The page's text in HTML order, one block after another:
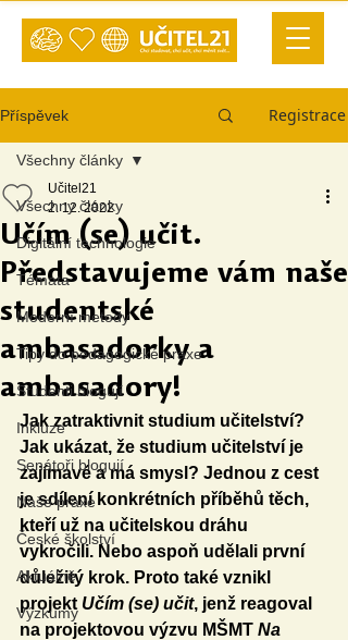
Příspěvek Registrace
Všechny články
Digitální technologie
Témata
Moderní metody
Tipy do pedagogické praxe
Studenti blogují
Inkluze
Senátoři blogují
Naše praxe
České školství
Aktuálně
Výzkumy
Všechny články
Učím (se) učit.
Představujeme vám naše
studentské
ambasadorky a
ambasadory!
Učitel21
2. 12. 2022
Jak zatraktivnit studium učitelství?
Jak ukázat, že studium učitelství je
zajímavé a má smysl? Jednou z cest
je sdílení konkrétních příběhů těch,
kteří už na učitelskou dráhu
vykročili. Nebo aspoň udělali první
důležitý krok. Proto také vznikl
projekt Učím (se) učit, jenž reagoval
na projektovou výzvu MŠMT Na